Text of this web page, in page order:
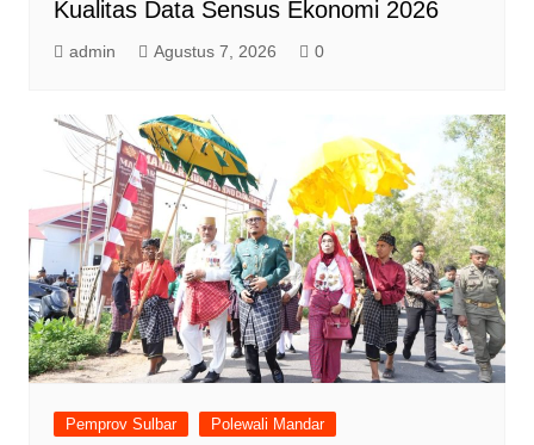
Kualitas Data Sensus Ekonomi 2026
admin Agustus 7, 2026 0
Pemprov Sulbar Polewali Mandar